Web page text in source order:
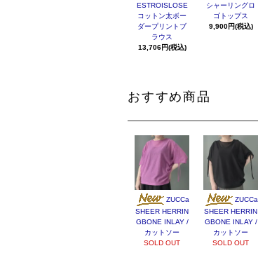
ESTROISLOSE
コットン太ボー
ダープリントブ
ラウス
13,706円(税込)
シャーリングロ
ゴトップス
9,900円(税込)
おすすめ商品
ZUCCa
SHEER HERRIN
GBONE INLAY /
カットソー
SOLD OUT
ZUCCa
SHEER HERRIN
GBONE INLAY /
カットソー
SOLD OUT